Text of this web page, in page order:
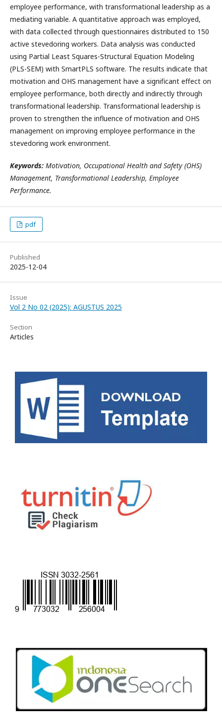
employee performance, with transformational leadership as a
mediating variable. A quantitative approach was employed,
with data collected through questionnaires distributed to 150
active stevedoring workers. Data analysis was conducted
using Partial Least Squares-Structural Equation Modeling
(PLS-SEM) with SmartPLS software. The results indicate that
motivation and OHS management have a significant effect on
employee performance, both directly and indirectly through
transformational leadership. Transformational leadership is
proven to strengthen the influence of motivation and OHS
management on improving employee performance in the
stevedoring work environment.
Keywords: Motivation, Occupational Health and Safety (OHS)
Management, Transformational Leadership, Employee
Performance.
pdf
Published
2025-12-04
Issue
Vol 2 No 02 (2025): AGUSTUS 2025
Section
Articles